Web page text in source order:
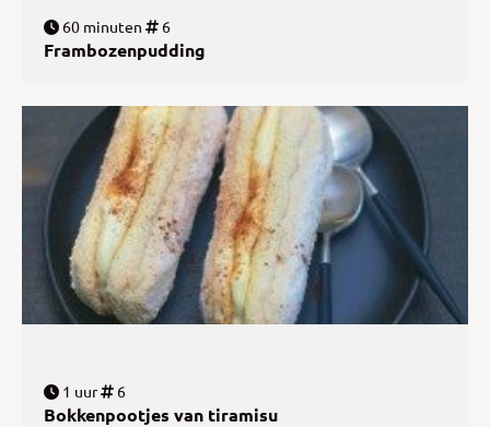
60 minuten 6
Frambozenpudding
1 uur 6
Bokkenpootjes van tiramisu